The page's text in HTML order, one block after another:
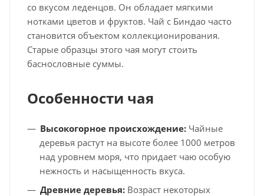
со вкусом леденцов. Он обладает мягкими
нотками цветов и фруктов. Чай с Биндао часто
становится объектом коллекционирования.
Старые образцы этого чая могут стоить
баснословные суммы.
Особенности чая
Высокогорное происхождение: Чайные
деревья растут на высоте более 1000 метров
над уровнем моря, что придает чаю особую
нежность и насыщенность вкуса.
Древние деревья: Возраст некоторых